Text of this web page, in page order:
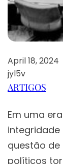
April 18, 2024
jyl5v
ARTIGOS
Em uma
integridade
questão
políticos